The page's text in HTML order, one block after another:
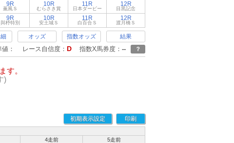
9R
薫風Ｓ
10R
むらさき賞
11R
日本ダービー
12R
目黒記念
9R
與杼特別
10R
安土城Ｓ
11R
白百合Ｓ
12R
渡月橋Ｓ
オッズ 指数オッズ 結果
： レース自信度： D 指数X馬券度： -- ？
す。
)
初期表示設定 印刷
4走前 5走前